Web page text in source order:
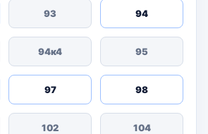
93 94
94к4 95
97 98
102 104